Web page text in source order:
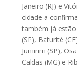
Janeiro (RJ) e
cidade a
também já
(SP), Baturité
Jumirim (SP),
Caldas (MG) e